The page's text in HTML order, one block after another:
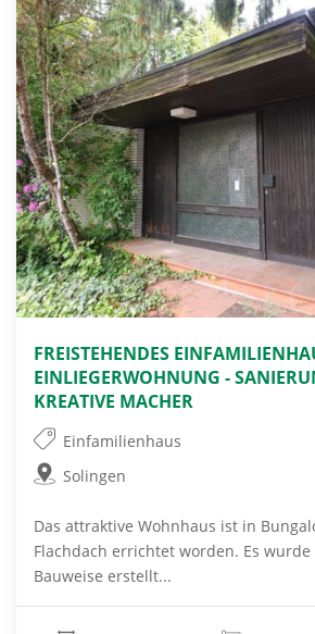
FREISTEHENDES
EINLIEGERWOHNUNG -
KREATIVE MACHER
Einfamilienhaus
Solingen
Das attraktive Wohnhaus ist in
Flachdach errichtet worden. Es
Bauweise erstellt...